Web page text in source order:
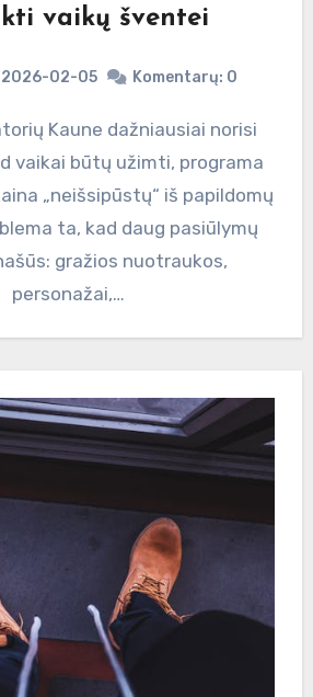
vaikų šventei
2026-02-05 Komentarų: 0
vaikai būtų užimti, programa
„neišsipūstų“ iš papildomų
ta, kad daug pasiūlymų
gražios nuotraukos,
personažai,…